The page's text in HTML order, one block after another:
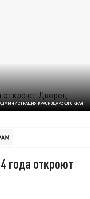
КРАСНОДАРСКОГО КРАЯ
года откроют